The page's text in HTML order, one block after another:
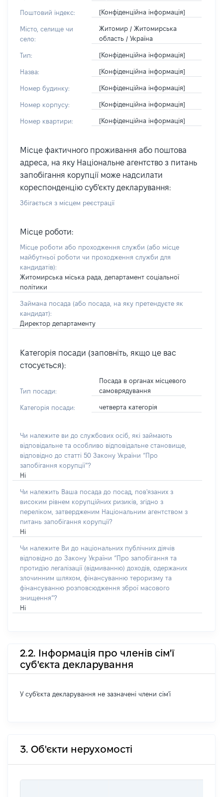
Поштовий індекс: [Конфіденційна інформація]
Місто, селище чи
село:
Житомир / Житомирська
область / Україна
Тип: [Конфіденційна інформація]
Назва: [Конфіденційна інформація]
Номер будинку: [Конфіденційна інформація]
Номер корпусу: [Конфіденційна інформація]
Номер квартири: [Конфіденційна інформація]
Місце фактичного проживання або поштова
адреса, на яку Національне агентство з питань
запобігання корупції може надсилати
кореспонденцію суб'єкту декларування:
Збігається з місцем реєстрації
Місце роботи:
Місце роботи або проходження служби (або місце
майбутньої роботи чи проходження служби для
кандидатів):
Житомирська міська рада, департамент соціальної
політики
Займана посада (або посада, на яку претендуєте як
кандидат):
Директор департаменту
Категорія посади (заповніть, якщо це вас
стосується):
Тип посади:
Посада в органах місцевого
самоврядування
Категорія посади: четверта категорія
Чи належите ви до службових осіб, які займають
відповідальне та особливо відповідальне становище,
відповідно до статті 50 Закону України “Про
запобігання корупції”?
Ні
Чи належить Ваша посада до посад, пов'язаних з
високим рівнем корупційних ризиків, згідно з
переліком, затвердженим Національним агентством з
питань запобігання корупції?
Ні
Чи належите Ви до національних публічних діячів
відповідно до Закону України “Про запобігання та
протидію легалізації (відмиванню) доходів, одержаних
злочинним шляхом, фінансуванню тероризму та
фінансуванню розповсюдження зброї масового
знищення”?
Ні
2.2. Інформація про членів сім'ї
суб'єкта декларування
У суб'єкта декларування не зазначені члени сім'ї
3. Об'єкти нерухомості